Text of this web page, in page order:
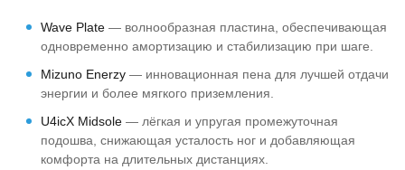
Wave Plate — волнообразная пластина, обеспечивающая
одновременно амортизацию и стабилизацию при шаге.
Mizuno Enerzy — инновационная пена для лучшей отдачи
энергии и более мягкого приземления.
U4icX Midsole — лёгкая и упругая промежуточная
подошва, снижающая усталость ног и добавляющая
комфорта на длительных дистанциях.